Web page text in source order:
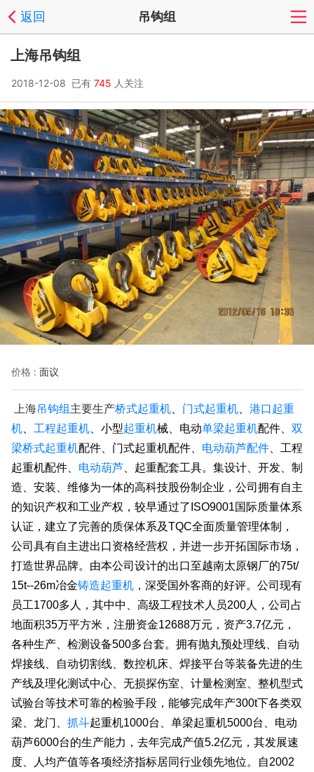
返回 吊钩组
上海吊钩组
2018-12-08 已有 745 人关注
价格 : 面议
上海吊钩组主要生产桥式起重机 门式起重机
港口起重
机
工程起重机 、小型起重机械、电动单梁起重机配件、 双
梁桥式起重机配件、门式起重机配件、 电动葫芦配件 、工程
起重机配件、 电动葫芦 、起重配套工具。 集设计、开发、制
造、安装、维修为一体的高科技股份制企业，公司拥有自主
的知识产权和工业产权，较早通过了ISO9001国际质量体系
认证，建立了完善的质保体系及TQC全面质量管理体制，
公司具有自主进出口资格经营权，并进一步开拓国际市场，
打造世界品牌。由本公司设计的出口至越南太原钢厂的75t/
15t--26m冶金铸造起重机 ，深受国外客商的好评。 公司现有
员工1700多人，其中中、高级工程技术人员200人，公司占
地面积35万平方米，注册资金12688万元，资产3.7亿元，
各种生产、检测设备500多台套。拥有抛丸预处理线、自动
焊接线、自动切割线、数控机床、焊接平台等装备先进的生
产线及理化测试中心、无损探伤室、计量检测室、整机型式
试验台等技术可靠的检验手段，能够完成年产300t下各类双
梁、龙门、 抓斗起重机1000台、单梁起重机5000台、电动
葫芦6000台的生产能力，去年完成产值5.2亿元，其发展速
度、人均产值等各项经济指标居同行业领先地位。自2002